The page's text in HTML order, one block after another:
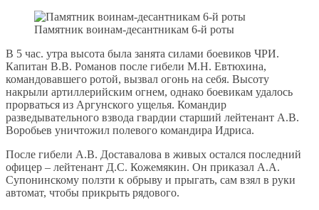
Памятник воинам-десантникам 6-й роты
В 5 час. утра высота была занята силами боевиков ЧРИ.
Капитан В.В. Романов после гибели М.Н. Евтюхина,
командовавшего ротой, вызвал огонь на себя. Высоту
накрыли артиллерийским огнем, однако боевикам удалось
прорваться из Аргунского ущелья. Командир
разведывательного взвода гвардии старший лейтенант А.В.
Воробьев уничтожил полевого командира Идриса.
После гибели А.В. Доставалова в живых остался последний
офицер – лейтенант Д.С. Кожемякин. Он приказал А.А.
Супонинскому ползти к обрыву и прыгать, сам взял в руки
автомат, чтобы прикрыть рядового.